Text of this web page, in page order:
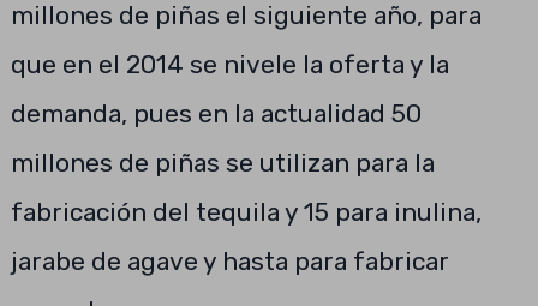
millones de piñas el siguiente año, para
que en el 2014 se nivele la oferta y la
demanda, pues en la actualidad 50
millones de piñas se utilizan para la
fabricación del tequila y 15 para inulina,
jarabe de agave y hasta para fabricar